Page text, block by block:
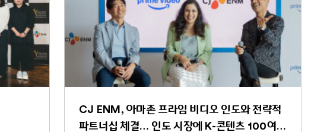
CJ ENM, 아마존 프라임 비디오 인도와 전략적
파트너십 체결… 인도 시장에 K-콘텐츠 100여